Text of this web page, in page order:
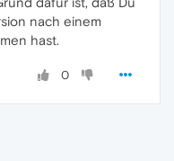
nach einem
hast.
0